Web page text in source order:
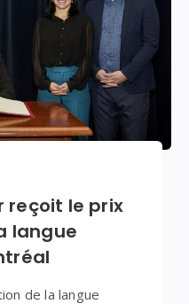
reçoit le prix
langue
de la langue